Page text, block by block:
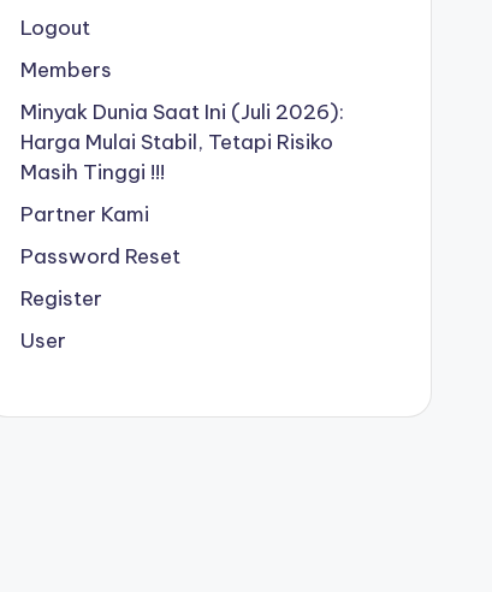
Logout
Members
Minyak Dunia Saat Ini (Juli 2026):
Harga Mulai Stabil, Tetapi Risiko
Masih Tinggi !!!
Partner Kami
Password Reset
Register
User